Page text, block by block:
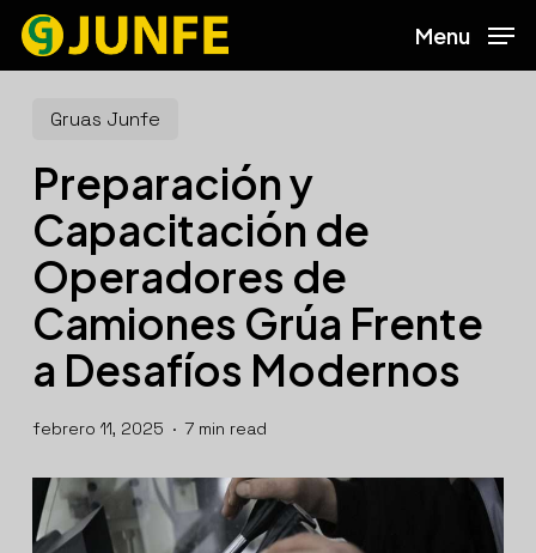
Skip
content
Menu
Gruas Junfe
Preparación y
Capacitación de
Operadores de
Camiones Grúa Frente
a Desafíos Modernos
febrero 11, 2025 7 min read